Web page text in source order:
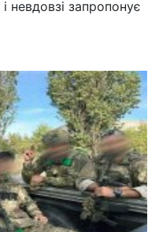
невдовзі запропонує